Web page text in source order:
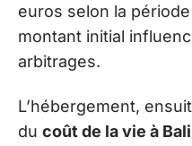
euros selon la
montant initial
arbitrages.
L’hébergement,
du coût de la vie à Bali